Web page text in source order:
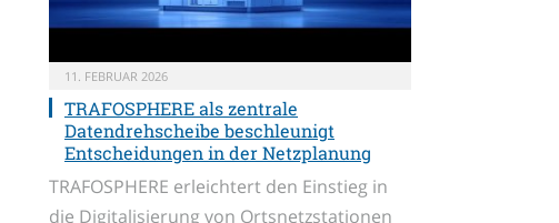
11. FEBRUAR 2026
TRAFOSPHERE als zentrale
Datendrehscheibe beschleunigt
Entscheidungen in der Netzplanung
TRAFOSPHERE erleichtert den Einstieg in
die Digitalisierung von Ortsnetzstationen